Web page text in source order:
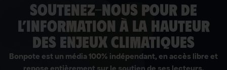
soutenez-nous pour de
l’information à la hauteur
des enjeux climatiques
Bonpote est un média 100% indépendant, en accès libre et